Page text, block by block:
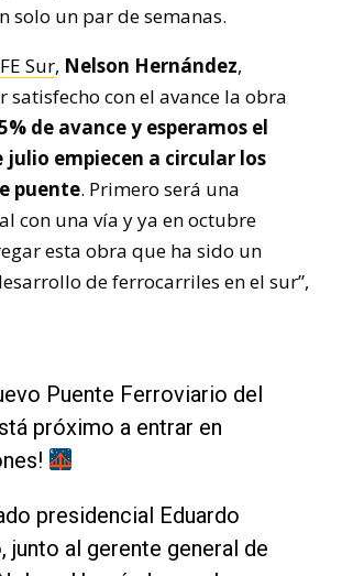
solo un par de semanas.
Sur, Nelson Hernández,
satisfecho con el avance la obra
de avance y esperamos el
julio empiecen a circular los
puente. Primero será una
con una vía y ya en octubre
esta obra que ha sido un
de ferrocarriles en el sur”,
Puente Ferroviario del
próximo a entrar en
presidencial Eduardo
junto al gerente general de